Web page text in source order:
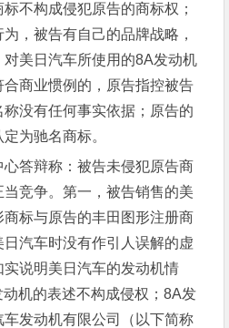
不构成侵犯原告的商标权；
，被告有自己的品牌战略，
美日汽车所使用的8A发动机
商业惯例的，原告指控被告
没有任何事实依据；原告的
为驰名商标。
答辩称：被告未侵犯原告商
竞争。第一，被告销售的美
标与原告的丰田图形注册商
汽车时没有作引人误解的虚
说明美日汽车的发动机情
动机的表述不构成侵权；8A发
发动机有限公司（以下简称